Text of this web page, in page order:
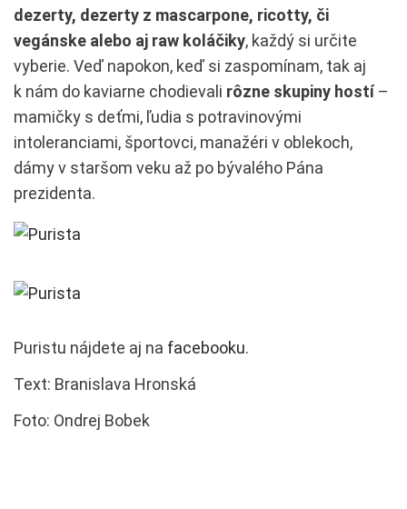
dezerty, dezerty z mascarpone, ricotty, či
vegánske alebo aj raw koláčiky, každý si určite
vyberie. Veď napokon, keď si zaspomínam, tak aj
k nám do kaviarne chodievali rôzne skupiny hostí–
mamičky s deťmi, ľudia s potravinovými
intoleranciami, športovci, manažéri v oblekoch,
dámy v staršom veku až po bývalého Pána
prezidenta.
Puristu nájdete aj na facebooku.
Text: Branislava Hronská
Foto: Ondrej Bobek